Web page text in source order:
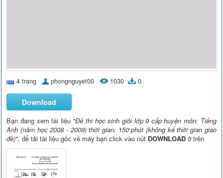
4 trang phongnguyet00 1030 0
Download
Bạn đang xem tài liệu "Đề thi học sinh giỏi lớp 9 cấp huyện môn: Tiếng
Anh (năm học 2008 - 2009) thời gian: 150 phút (không kể thời gian giao
đề)", để tải tài liệu gốc về máy bạn click vào nút DOWNLOAD ở trên